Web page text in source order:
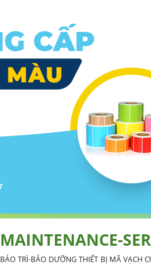
MAINTENANCE-
BẢO TRÌ-BẢO DƯỠNG THIẾT BỊ MÃ